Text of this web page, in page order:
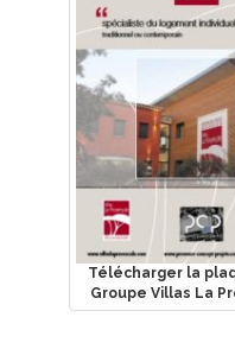
Télécharger la
Groupe Villas La